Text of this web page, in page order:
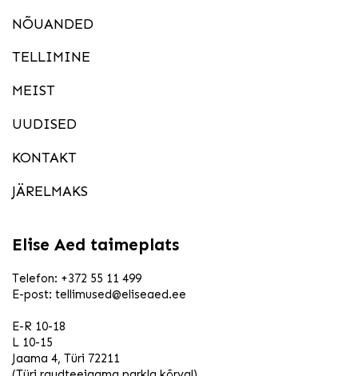
NÕUANDED
TELLIMINE
MEIST
UUDISED
KONTAKT
JÄRELMAKS
Elise Aed taimeplats
Telefon: +372 55 11 499
E-post: tellimused@eliseaed.ee
E-R 10-18
L 10-15
Jaama 4, Türi 72211